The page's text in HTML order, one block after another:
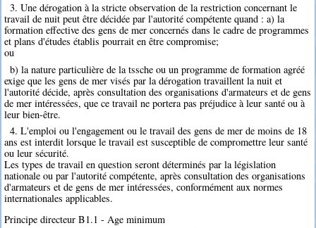
3. Une dérogation à la stricte observation de la restriction concernant le
travail de nuit peut être décidée par l'autorité compétente quand : a) la
formation effective des gens de mer concernés dans le cadre de programmes
et plans d'études établis pourrait en être compromise;
ou
b) la nature particulière de la tssche ou un programme de formation agréé
exige que les gens de mer visés par la dérogation travaillent la nuit et
l'autorité décide, après consultation des organisations d'armateurs et de gens
de mer intéressées, que ce travail ne portera pas préjudice à leur santé ou à
leur bien-être.
4. L'emploi ou l'engagement ou le travail des gens de mer de moins de 18
ans est interdit lorsque le travail est susceptible de compromettre leur santé
ou leur sécurité.
Les types de travail en question seront déterminés par la législation
nationale ou par l'autorité compétente, après consultation des organisations
d'armateurs et de gens de mer intéressées, conformément aux normes
internationales applicables.
Principe directeur B1.1 - Age minimum